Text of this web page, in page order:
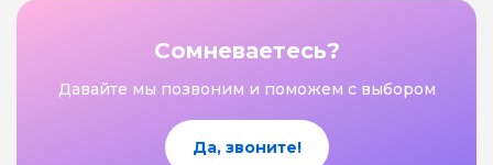
Сомневаетесь?
Давайте мы позвоним и поможем с выбором
Да, звоните!